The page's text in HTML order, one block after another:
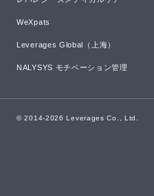
WeXpats
Leverages Global（上海）
NALYSYS モチベーション管理
© 2014-2026 Leverages Co., Ltd.